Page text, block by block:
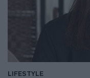
LIFESTYLE